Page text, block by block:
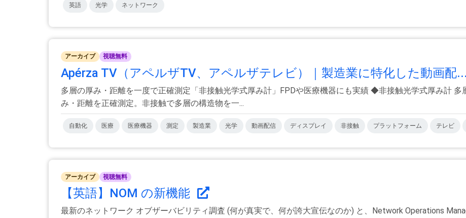
英語 光学 ネットワーク
アーカイブ 視聴無料
Apérza TV（アペルザTV、アペルザテレビ）｜製造業に特化した動画配...
多層の厚み・距離を一度で正確測定「非接触光学式厚み計」FPDや医療機器にも実績 ◆非接触光学式厚み計
み・距離を正確測定。非接触で多層の構造物を一...
自動化 医療 医療機器 測定 製造業 光学 動画配信 ディスプレイ 非接触 プラットフォーム テレビ
アーカイブ 視聴無料
【英語】NOM の新機能
最新のネットワーク オブザーバビリティ調査 (何が真実で、何が誇大宣伝なのか) と、Network Operations